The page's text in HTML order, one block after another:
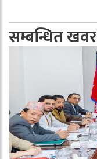
सम्बन्धित खवर